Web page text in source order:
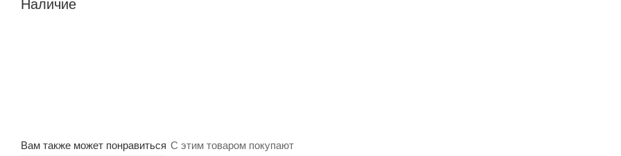
Наличие
Вам также может понравиться С этим товаром покупают